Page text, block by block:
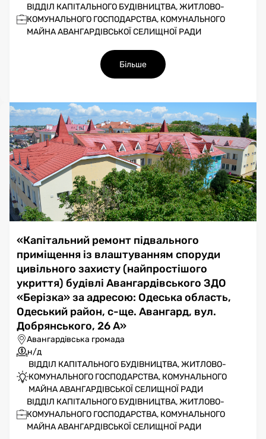
ВІДДІЛ КАПІТАЛЬНОГО БУДІВНИЦТВА, ЖИТЛОВО-
КОМУНАЛЬНОГО ГОСПОДАРСТВА, КОМУНАЛЬНОГО
МАЙНА АВАНГАРДІВСЬКОЇ СЕЛИЩНОЇ РАДИ
Більше
«Капітальний ремонт підвального
приміщення із влаштуванням споруди
цивільного захисту (найпростішого
укриття) будівлі Авангардівського ЗДО
«Берізка» за адресою: Одеська область,
Одеський район, с-ще. Авангард, вул.
Добрянського, 26 А»
Авангардівська громада
н/д
ВІДДІЛ КАПІТАЛЬНОГО БУДІВНИЦТВА, ЖИТЛОВО-
КОМУНАЛЬНОГО ГОСПОДАРСТВА, КОМУНАЛЬНОГО
МАЙНА АВАНГАРДІВСЬКОЇ СЕЛИЩНОЇ РАДИ
ВІДДІЛ КАПІТАЛЬНОГО БУДІВНИЦТВА, ЖИТЛОВО-
КОМУНАЛЬНОГО ГОСПОДАРСТВА, КОМУНАЛЬНОГО
МАЙНА АВАНГАРДІВСЬКОЇ СЕЛИЩНОЇ РАДИ